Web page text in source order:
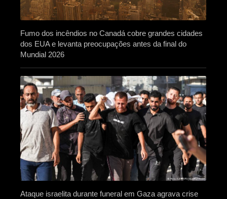
Fumo dos incêndios no Canadá cobre grandes cidades
dos EUA e levanta preocupações antes da final do
Mundial 2026
Ataque israelita durante funeral em Gaza agrava crise